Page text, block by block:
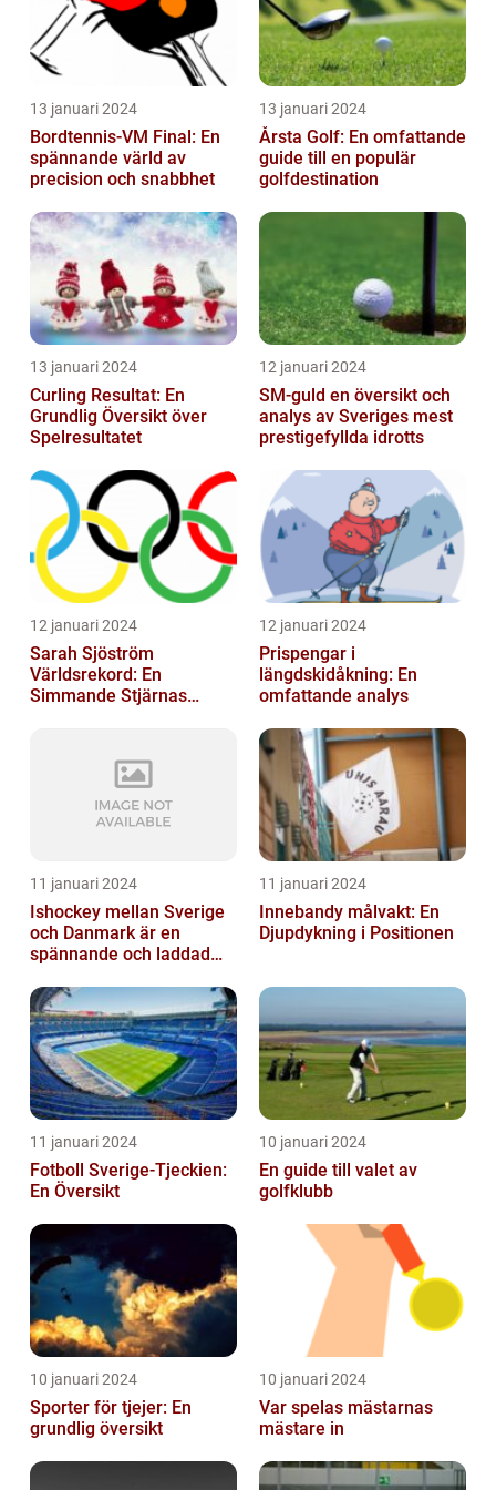
13 januari 2024
Bordtennis-VM Final: En
spännande värld av
precision och snabbhet
13 januari 2024
Årsta Golf: En omfattande
guide till en populär
golfdestination
13 januari 2024
Curling Resultat: En
Grundlig Översikt över
Spelresultatet
12 januari 2024
SM-guld en översikt och
analys av Sveriges mest
prestigefyllda idrotts
12 januari 2024
Sarah Sjöström
Världsrekord: En
Simmande Stjärnas
12 januari 2024
Prispengar i
längdskidåkning: En
omfattande analys
11 januari 2024
Ishockey mellan Sverige
och Danmark är en
spännande och laddad
historia
11 januari 2024
Innebandy målvakt: En
Djupdykning i Positionen
11 januari 2024
Fotboll Sverige-Tjeckien:
En Översikt
10 januari 2024
En guide till valet av
golfklubb
10 januari 2024
Sporter för tjejer: En
grundlig översikt
10 januari 2024
Var spelas mästarnas
mästare in